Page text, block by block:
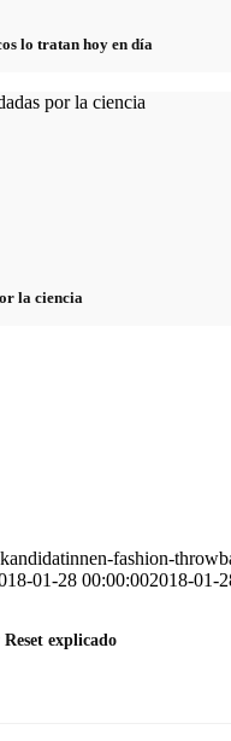
lo tratan hoy en día
la ciencia
fashion-
01-28 00:00:002018-01-
explicado